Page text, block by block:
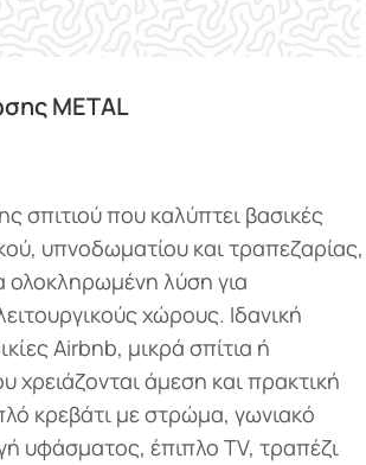
μεγέθυνση
METAL
σπιτιού που καλύπτει βασικές
υπνοδωματίου και τραπεζαρίας,
ολοκληρωμένη λύση για
χώρους. Ιδανική
Airbnb, μικρά σπίτια ή
χρειάζονται άμεση και πρακτική
κρεβάτι με στρώμα, γωνιακό
υφάσματος, έπιπλο TV, τραπέζι